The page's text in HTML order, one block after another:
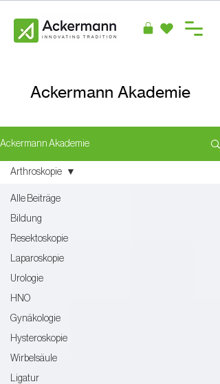
Ackermann Akademie
Ackermann Akademie
Alle Beiträge
Bildung
Resektoskopie
Laparoskopie
Urologie
HNO
Gynäkologie
Hysteroskopie
Wirbelsäule
Ligatur
Arthroskopie